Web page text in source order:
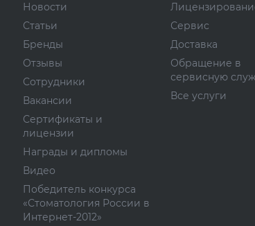
Новости
Статьи
Бренды
Отзывы
Сотрудники
Вакансии
Сертификаты и
лицензии
Награды и дипломы
Видео
Победитель конкурса
«Стоматология России в
Интернет-2012»
Сервис
Доставка
Обращение в
сервисную
Все услуги